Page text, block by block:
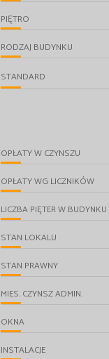
PIĘTRO
RODZAJ BUDYNKU
STANDARD
OPŁATY W CZYNSZU
OPŁATY WG LICZNIKÓW
LICZBA PIĘTER W BUDYNKU
STAN LOKALU
STAN PRAWNY
MIES. CZYNSZ ADMIN.
OKNA
INSTALACJE